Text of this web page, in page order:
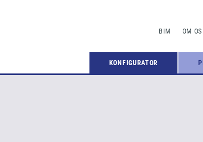
BIM OM OS
KONFIGURATOR